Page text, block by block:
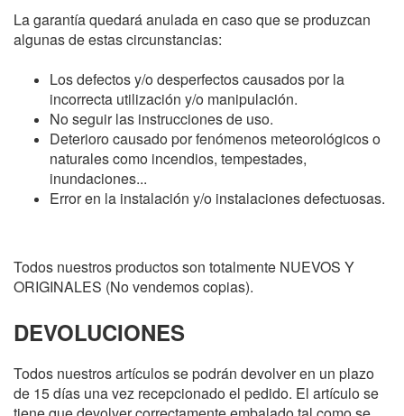
La garantía quedará anulada en caso que se produzcan
algunas de estas circunstancias:
Los defectos y/o desperfectos causados por la
incorrecta utilización y/o manipulación.
No seguir las instrucciones de uso.
Deterioro causado por fenómenos meteorológicos o
naturales como incendios, tempestades,
inundaciones...
Error en la instalación y/o instalaciones defectuosas.
Todos nuestros productos son totalmente NUEVOS Y
ORIGINALES (No vendemos copias).
DEVOLUCIONES
Todos nuestros artículos se podrán devolver en un plazo
de 15 días una vez recepcionado el pedido. El artículo se